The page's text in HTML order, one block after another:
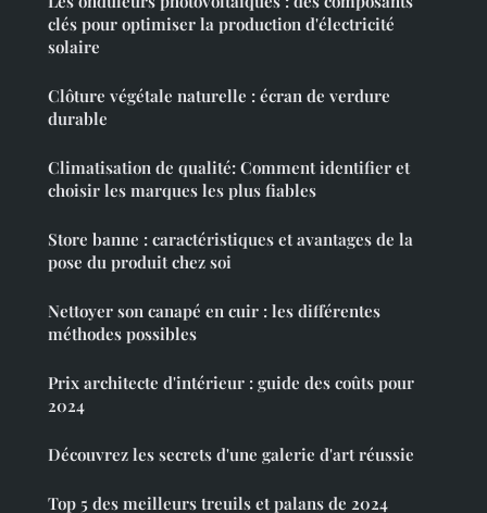
clés pour optimiser la production d'électricité
solaire
Clôture végétale naturelle : écran de verdure
durable
Climatisation de qualité: Comment identifier et
choisir les marques les plus fiables
Store banne : caractéristiques et avantages de la
pose du produit chez soi
Nettoyer son canapé en cuir : les différentes
méthodes possibles
Prix architecte d'intérieur : guide des coûts pour
2024
Découvrez les secrets d'une galerie d'art réussie
Top 5 des meilleurs treuils et palans de 2024